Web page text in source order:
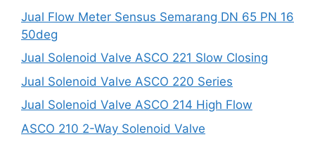
Jual Flow Meter Sensus Semarang DN 65 PN 16
50deg
Jual Solenoid Valve ASCO 221 Slow Closing
Jual Solenoid Valve ASCO 220 Series
Jual Solenoid Valve ASCO 214 High Flow
ASCO 210 2-Way Solenoid Valve